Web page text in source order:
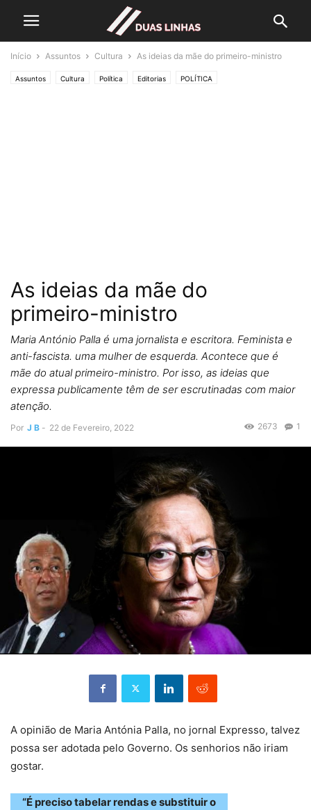
Início Assuntos Cultura As ideias da mãe do primeiro-ministro
Assuntos Cultura Política Editorias POLÍTICA
As ideias da mãe do
primeiro-ministro
Maria António Palla é uma jornalista e escritora. Feminista e
anti-fascista. uma mulher de esquerda. Acontece que é
mãe do atual primeiro-ministro. Por isso, as ideias que
expressa publicamente têm de ser escrutinadas com maior
atenção.
Por J B - 22 de Fevereiro, 2022 1
2673
A opinião de Maria Antónia Palla, no jornal Expresso, talvez
possa ser adotada pelo Governo. Os senhorios não iriam
gostar.
“É preciso tabelar rendas e substituir o